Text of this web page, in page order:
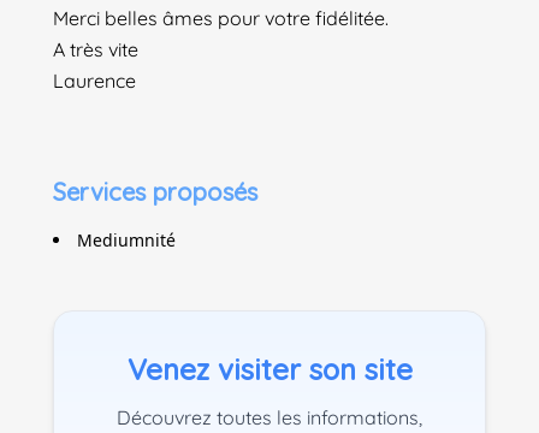
Merci belles âmes pour votre fidélitée.
A très vite
Laurence
Services proposés
Mediumnité
Venez visiter son site
Découvrez toutes les informations,